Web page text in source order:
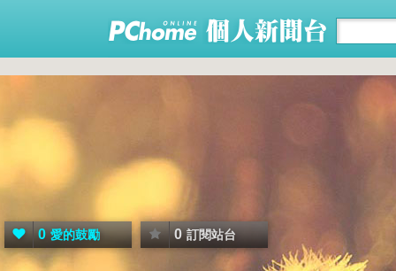
0 愛的鼓勵 0 訂閱站台